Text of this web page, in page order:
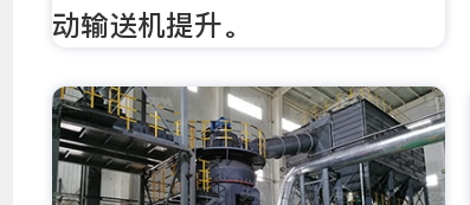
动输送机提升。